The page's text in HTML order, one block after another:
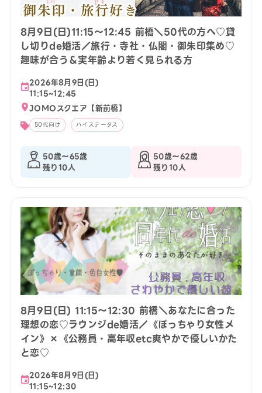
8月9日(日)11:15〜12:45 前橋＼50代の方へ♡貸
し切りde婚活／旅行・寺社・仏閣・御朱印集め♡
趣味が合う＆実年齢より若く見られる方
2026年8月9日(日)
11:15~12:45
JOMOスクエア【新前橋】
50代向け ハイステータス
50歳〜65歳
残り10人
50歳〜62歳
残り10人
8月9日(日) 11:15〜12:30 前橋＼あなたに合った
理想の恋♡ラウンジde婚活／《ぽっちゃり女性メ
イン》×《公務員・高年収etc爽やかで優しいかた
と恋♡
2026年8月9日(日)
11:15~12:30